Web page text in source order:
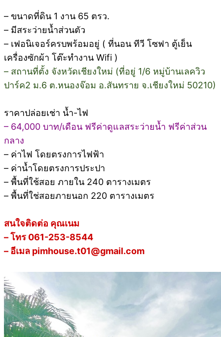
– ขนาดที่ดิน 1 งาน 65 ตรว.
– มีสระว่ายน้ำส่วนตัว
– เฟอนิเจอร์ครบพร้อมอยู่ ( ที่นอน ทีวี โซฟา ตู้เย็น
เครื่องซักผ้า โต๊ะทำงาน Wifi )
– สถานที่ตั้ง จังหวัดเชียงใหม่ (ที่อยู่ 1/6 หมู่บ้านเลควิว
ปาร์ค2 ม.6 ต.หนองจ๊อม อ.สันทราย จ.เชียงใหม่ 50210)
ราคาปล่อยเช่า น้ำ-ไฟ
– 64,000 บาท/เดือน ฟรีค่าดูแลสระว่ายน้ำ ฟรีค่าส่วน
กลาง
– ค่าไฟ โดยตรงการไฟฟ้า
– ค่าน้ำโดยตรงการประปา
– พื้นที่ใช้สอย ภายใน 240 ตารางเมตร
– พื้นที่ใช่สอยภายนอก 220 ตารางเมตร
สนใจติดต่อ คุณเนม
– โทร 061-253-8544
– อีเมล pimhouse.t01@gmail.com